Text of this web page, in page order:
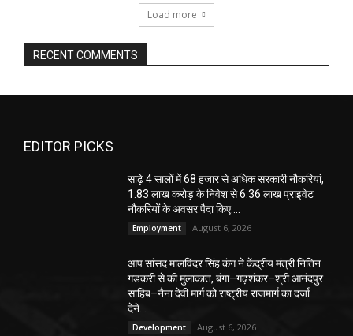
Load more
RECENT COMMENTS
EDITOR PICKS
साढ़े 4 सालों में 68 हजार से अधिक सरकारी नौकरियां,
1.83 लाख करोड़ के निवेश से 6.36 लाख प्राइवेट
नौकरियों के अवसर पैदा किए:...
Employment August 6, 2026
आप सांसद मालविंदर सिंह कंग ने केंद्रीय मंत्री नितिन
गडकरी से की मुलाकात, बंगा–गढ़शंकर–श्री आनंदपुर
साहिब–नैना देवी मार्ग को राष्ट्रीय राजमार्ग का दर्जा
देने...
Development August 6, 2026